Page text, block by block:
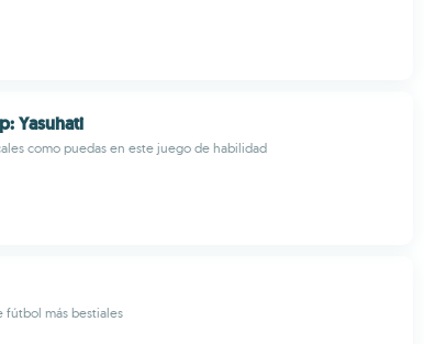
Yasuhati
como puedas en este juego de habilidad
fútbol más bestiales